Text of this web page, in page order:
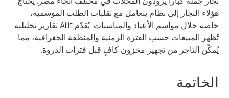
هؤلاء التجار إلى نظام يتعامل مع تقلبات الطلب الموسمية،
خاصة خلال مواسم الأعياد والمناسبات. يُقدّم Ailit تقارير تحليلية
تُظهر المبيعات حسب الفترة الزمنية والمنطقة الجغرافية، مما
يُمكّن التاجر من تجهيز مخزون كافٍ قبل فترات الذروة.
الخاتمة